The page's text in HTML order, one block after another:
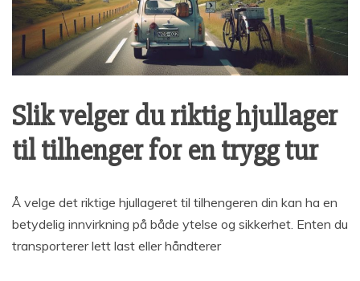
Slik velger du riktig hjullager
til tilhenger for en trygg tur
Å velge det riktige hjullageret til tilhengeren din kan ha en
betydelig innvirkning på både ytelse og sikkerhet. Enten du
transporterer lett last eller håndterer